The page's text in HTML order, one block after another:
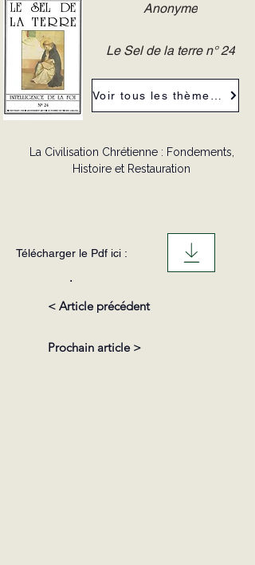
Anonyme
Le Sel de la terre n° 24
La Civilisation Chrétienne : Fondements,
Histoire et Restauration
Télécharger le Pdf ici :
.
< Article précédent
Prochain article >